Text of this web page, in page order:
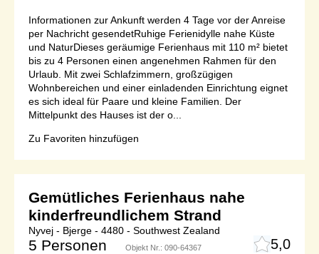
Informationen zur Ankunft werden 4 Tage vor der Anreise
per Nachricht gesendetRuhige Ferienidylle nahe Küste
und NaturDieses geräumige Ferienhaus mit 110 m² bietet
bis zu 4 Personen einen angenehmen Rahmen für den
Urlaub. Mit zwei Schlafzimmern, großzügigen
Wohnbereichen und einer einladenden Einrichtung eignet
es sich ideal für Paare und kleine Familien. Der
Mittelpunkt des Hauses ist der o...
Zu Favoriten hinzufügen
Gemütliches Ferienhaus nahe
kinderfreundlichem Strand
Nyvej - Bjerge - 4480 - Southwest Zealand
5 Personen Objekt Nr.: 090-64367 5,0